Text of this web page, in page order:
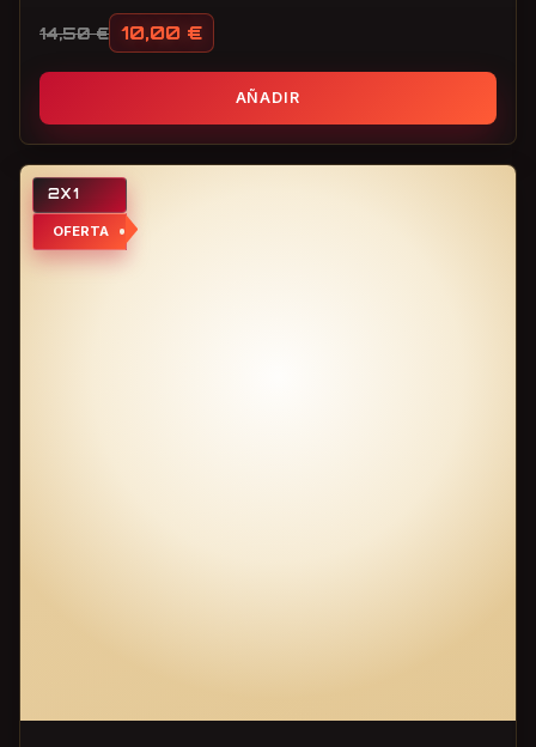
14,50€
El precio original era: 14,50 €.
10,00 €
El precio actual es: 10,00 €.
AÑADIR
2X1
OFERTA